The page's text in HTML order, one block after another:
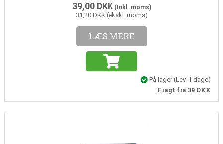
39,00 DKK(Inkl. moms)
31,20 DKK (ekskl. moms)
LÆS MERE
På lager(Lev. 1 dage)
Fragt fra 39 DKK